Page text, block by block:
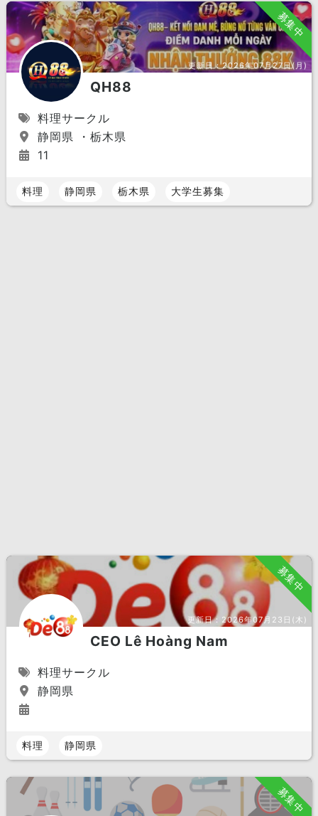
募集中
更新日：2026年07月27日(月)
QH88
料理サークル
静岡県 ・栃木県
11
料理 静岡県 栃木県 大学生募集
募集中
更新日： 2026年07月23日(木)
CEO Lê Hoàng Nam
料理サークル
静岡県
料理 静岡県
募集中